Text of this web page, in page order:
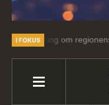
om regionens